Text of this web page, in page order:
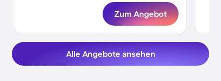
Zum Angebot
Alle Angebote ansehen